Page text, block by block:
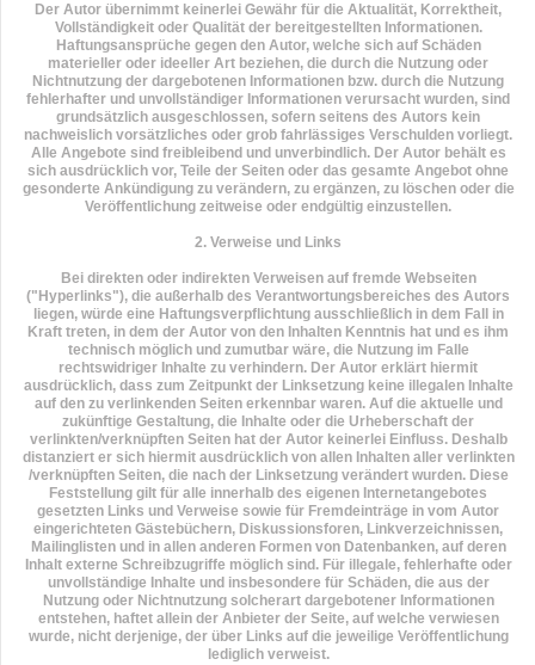
Der Autor übernimmt keinerlei Gewähr für die Aktualität, Korrektheit,
Vollständigkeit oder Qualität der bereitgestellten Informationen.
Haftungsansprüche gegen den Autor, welche sich auf Schäden
materieller oder ideeller Art beziehen, die durch die Nutzung oder
Nichtnutzung der dargebotenen Informationen bzw. durch die Nutzung
fehlerhafter und unvollständiger Informationen verursacht wurden, sind
grundsätzlich ausgeschlossen, sofern seitens des Autors kein
nachweislich vorsätzliches oder grob fahrlässiges Verschulden vorliegt.
Alle Angebote sind freibleibend und unverbindlich. Der Autor behält es
sich ausdrücklich vor, Teile der Seiten oder das gesamte Angebot ohne
gesonderte Ankündigung zu verändern, zu ergänzen, zu löschen oder die
Veröffentlichung zeitweise oder endgültig einzustellen.
2. Verweise und Links
Bei direkten oder indirekten Verweisen auf fremde Webseiten
("Hyperlinks"), die außerhalb des Verantwortungsbereiches des Autors
liegen, würde eine Haftungsverpflichtung ausschließlich in dem Fall in
Kraft treten, in dem der Autor von den Inhalten Kenntnis hat und es ihm
technisch möglich und zumutbar wäre, die Nutzung im Falle
rechtswidriger Inhalte zu verhindern. Der Autor erklärt hiermit
ausdrücklich, dass zum Zeitpunkt der Linksetzung keine illegalen Inhalte
auf den zu verlinkenden Seiten erkennbar waren. Auf die aktuelle und
zukünftige Gestaltung, die Inhalte oder die Urheberschaft der
verlinkten/verknüpften Seiten hat der Autor keinerlei Einfluss. Deshalb
distanziert er sich hiermit ausdrücklich von allen Inhalten aller verlinkten
/verknüpften Seiten, die nach der Linksetzung verändert wurden. Diese
Feststellung gilt für alle innerhalb des eigenen Internetangebotes
gesetzten Links und Verweise sowie für Fremdeinträge in vom Autor
eingerichteten Gästebüchern, Diskussionsforen, Linkverzeichnissen,
Mailinglisten und in allen anderen Formen von Datenbanken, auf deren
Inhalt externe Schreibzugriffe möglich sind. Für illegale, fehlerhafte oder
unvollständige Inhalte und insbesondere für Schäden, die aus der
Nutzung oder Nichtnutzung solcherart dargebotener Informationen
entstehen, haftet allein der Anbieter der Seite, auf welche verwiesen
wurde, nicht derjenige, der über Links auf die jeweilige Veröffentlichung
lediglich verweist.